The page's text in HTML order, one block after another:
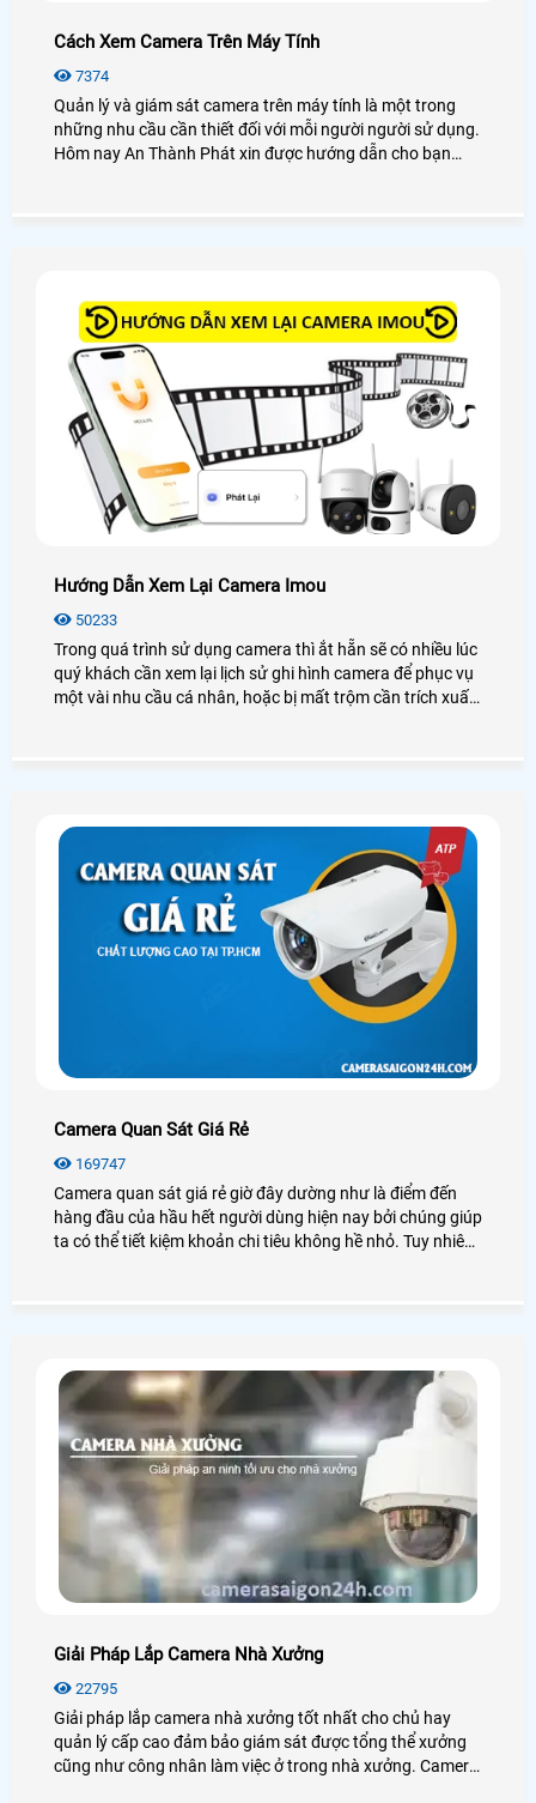
Cách Xem Camera Trên Máy Tính
7374
Quản lý và giám sát camera trên máy tính là một trong
những nhu cầu cần thiết đối với mỗi người người sử dụng.
Hôm nay An Thành Phát xin được hướng dẫn cho bạn
Hướng Dẫn Xem Lại Camera Imou
50233
Trong quá trình sử dụng camera thì ắt hẵn sẽ có nhiều lúc
quý khách cần xem lại lịch sử ghi hình camera để phục vụ
một vài nhu cầu cá nhân, hoặc bị mất trộm cần trích xuất
Camera Quan Sát Giá Rẻ
169747
Camera quan sát giá rẻ giờ đây dường như là điểm đến
hàng đầu của hầu hết người dùng hiện nay bởi chúng giúp
ta có thể tiết kiệm khoản chi tiêu không hề nhỏ. Tuy nhiên
Giải Pháp Lắp Camera Nhà Xưởng
22795
Giải pháp lắp camera nhà xưởng tốt nhất cho chủ hay
quản lý cấp cao đảm bảo giám sát được tổng thể xưởng
cũng như công nhân làm việc ở trong nhà xưởng. Camera